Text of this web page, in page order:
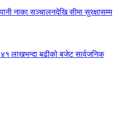
नाका सञ्चालनदेखि सीमा सुरक्षासम्म
४१ लाखभन्दा बढीको बजेट सार्वजनिक